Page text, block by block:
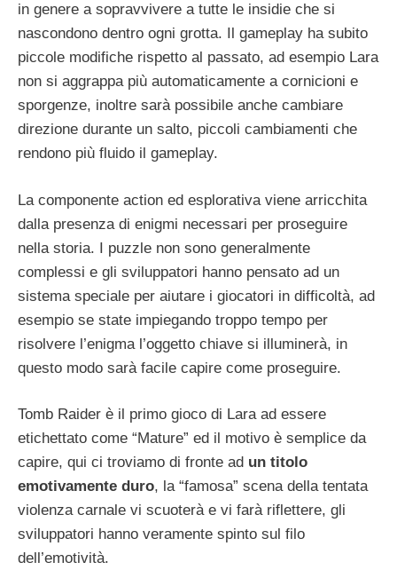
in genere a sopravvivere a tutte le insidie che si
nascondono dentro ogni grotta. Il gameplay ha subito
piccole modifiche rispetto al passato, ad esempio Lara
non si aggrappa più automaticamente a cornicioni e
sporgenze, inoltre sarà possibile anche cambiare
direzione durante un salto, piccoli cambiamenti che
rendono più fluido il gameplay.
La componente action ed esplorativa viene arricchita
dalla presenza di enigmi necessari per proseguire
nella storia. I puzzle non sono generalmente
complessi e gli sviluppatori hanno pensato ad un
sistema speciale per aiutare i giocatori in difficoltà, ad
esempio se state impiegando troppo tempo per
risolvere l’enigma l’oggetto chiave si illuminerà, in
questo modo sarà facile capire come proseguire.
Tomb Raider è il primo gioco di Lara ad essere
etichettato come “Mature” ed il motivo è semplice da
capire, qui ci troviamo di fronte ad un titolo
emotivamente duro, la “famosa” scena della tentata
violenza carnale vi scuoterà e vi farà riflettere, gli
sviluppatori hanno veramente spinto sul filo
dell’emotività.